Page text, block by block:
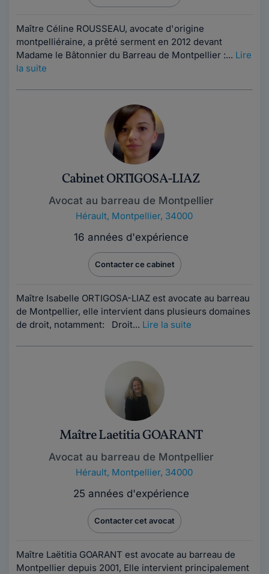
Maître Céline ROUSSEAU, avocate d'origine
montpelliéraine, a prêté serment en 2012 devant
Madame le Bâtonnier du Barreau de Montpellier :... Lire
la suite
Cabinet ORTIGOSA-LIAZ
Avocat au barreau de Montpellier
Hérault, Montpellier, 34000
16 années d'expérience
Contacter ce cabinet
Maître Isabelle ORTIGOSA-LIAZ est avocate au barreau
de Montpellier, elle intervient dans plusieurs domaines
de droit, notamment: Droit... Lire la suite
Maître Laetitia GOARANT
Avocat au barreau de Montpellier
Hérault, Montpellier, 34000
25 années d'expérience
Contacter cet avocat
Maître Laëtitia GOARANT est avocate au barreau de
Montpellier depuis 2001, Elle intervient principalement